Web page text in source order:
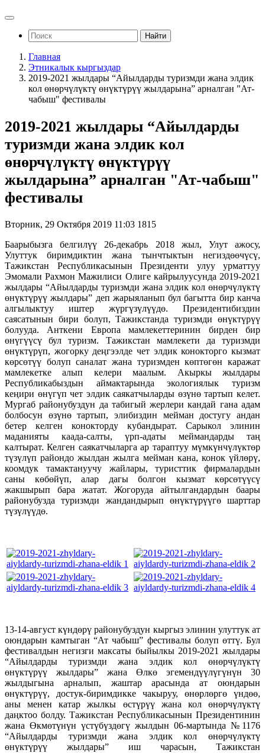
Найти
Главная
Этникалык кыргыздар
2019-2021 жылдары “Айылдарды туризмди жана элдик
кол өнөрчүлүктү өнүктүрүү жылдарына” арналган "Ат-
чабыш" фестивалы
2019-2021 жылдары “Айылдарды
туризмди жана элдик кол
өнөрчүлүктү өнүктүрүү
жылдарына” арналган "Ат-чабыш"
фестивалы
Вторник, 29 Октября 2019 11:03 1815
Баарыбызга белгилүү 26-декабрь 2018 жыл, Улут ажосу,
Улуттук биримдиктин жана тынчтыктын негиздөөчүсү,
Тажикстан Республикасынын Президенти улуу урматтуу
Эмомали Рахмон Мажилиси Олиге кайрылуусунда 2019-2021
жылдары “Айылдарды туризмди жана элдик кол өнөрчүлүктү
өнүктүрүү жылдары” деп жарыяланып бул багытта бир канча
алгылыктуу иштер жүргүзүлүүдө. Президентибиздин
саясатынын бири болуп, Тажикстанда туризмди өнүктүрүү
болууда. Анткени Европа мамлекеттеринин бирден бир
өнүгүүсү бул туризм. Тажикстан мамлекети да туризмди
өнүктүрүп, жогорку деңгээлде чет элдик конокторго кызмат
көрсөтүү болуп саналат жана туризмден көптөгөн каражат
мамлекетке алып келери маалым. Акыркы жылдары
Республикабыздын аймактарында экологиялык туризм
кеңири өнүгүп чет элдик саякатчыларды өзүнө тартып келет.
Мургаб районубуздун да табигый жерлери кандай гана адам
болбосун өзүнө тартып, элибиздин мейман достугу андан
бетер келген конокторду кубандырат. Сарыкол элинин
маданияты каада-салты, үрп-адаты меймандарды таң
калтырат. Келген саякатчыларга ар тараптуу мүмкүнчүлүктөр
түзүлүп райондо жылдан жылга мейман кана, конок үйлөрү,
коомдук тамактануучу жайлары, туристтик фирмалардын
саны көбөйүп, алар дагы болгон кызмат көрсөтүүсү
жакшырып бара жатат. Жогоруда айтылгандардын баары
районубузда туризмди жандандырып өнүктүрүүгө шарттар
түзүлүүдө.
13-14-август күндөрү районубуздун кыргыз элинин улуттук ат
оюндарын камтыган “Ат чабыш” фестивалы болуп өттү. Бул
фестивалдын негизги максаты быйылкы 2019-2021 жылдары
“Айылдарды туризмди жана элдик кол өнөрчүлүктү
өнүктүрүү жылдары” жана Өлкө эгемендүүлүгүнүн 30
жылдыгына арналып, жаштар арасында ат оюндарын
өнүктүрүү, достук-биримдикке чакыруу, өнөрлөргө үндөө,
аны менен катар жылкы өстүрүү жана кол өнөрчүлүктү
даңктоо болду. Тажикстан Республикасынын Президентинин
жана Өкмөтүнүн үстүбүздөгү жылдын 06-мартында №1176
“Айылдарды туризмди жана элдик кол өнөрчүлүктү
өнүктүрүү жылдары” иш чарасын, Тажикстан